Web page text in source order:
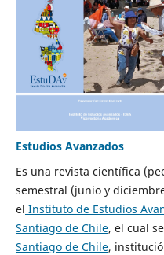
Estudios Avanzados
Es una revista científica
semestral (junio y
el Instituto de Estudios
Santiago de Chile, el cual
Santiago de Chile,